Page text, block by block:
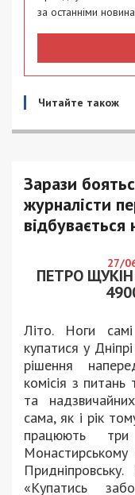
за останніми
Читайте також
Зарази
журналісти
27/
ПЕТРО
Літо. Ноги
купатися у
рішення
комісія з питань
та
сама, як і рік
працюють
«Купатись